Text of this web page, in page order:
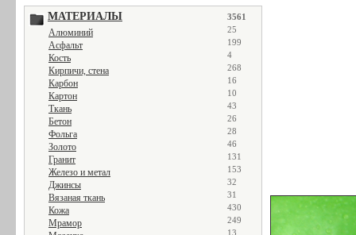
МАТЕРИАЛЫ 3561
Алюминий 25
Асфальт 199
Кость 4
Кирпичи, стена 268
Карбон 16
Картон 10
Ткань 43
Бетон 26
Фольга 28
Золото 46
Гранит 131
Железо и метал 153
Джинсы 32
Вязаная ткань 31
Кожа 430
Мрамор 249
13